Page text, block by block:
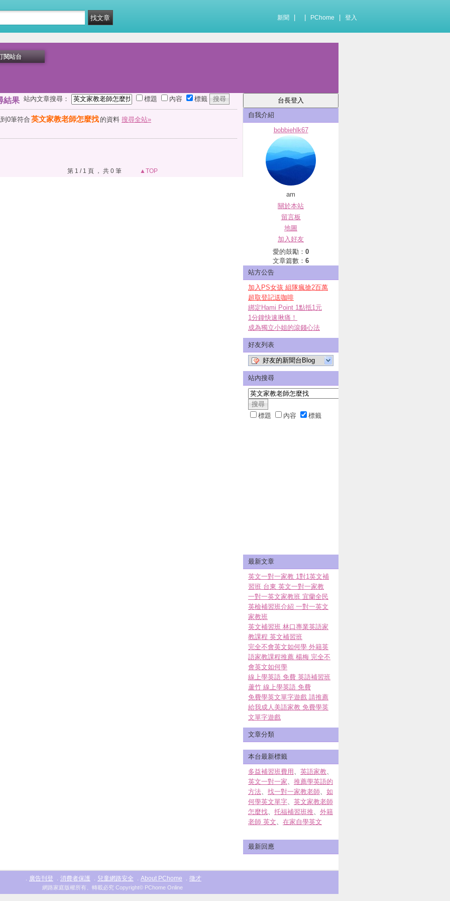
新聞 PChome 登入
閱站台
結果 站內文章搜尋： 標題 內容 標籤
0筆符合英文家教老師怎麼找 的資料 搜尋全站»
第 1 / 1 頁 ， 共 0 筆 ▲TOP
自我介紹
bobbiehlk67
am
關於本站
留言板
地圖
加入好友
愛的鼓勵： 0
文章篇數： 6
站方公告
加入PS女孩 組隊瘋搶2百萬
超取登記送咖啡
綁定Hami Point 1點抵1元
1分鐘快速揪痛！
成為獨立小姐的滾錢心法
好友列表
好友的新聞台Blog
站內搜尋
標題 內容 標籤
最新文章
英文一對一家教 1對1英文補
習班 台東 英文一對一家教
一對一英文家教班 宜蘭全民
英檢補習班介紹 一對一英文
家教班
英文補習班 林口專業英語家
教課程 英文補習班
完全不會英文如何學 外籍英
語家教課程推薦 楊梅 完全不
會英文如何學
線上學英語 免費 英語補習班
蘆竹 線上學英語 免費
免費學英文單字遊戲 請推薦
給我成人美語家教 免費學英
文單字遊戲
文章分類
本台最新標籤
多益補習班費用 、 英語家教、
英文一對一家、 推薦學英語的
方法、 找一對一家教老師、 如
何學英文單字、 英文家教老師
怎麼找、 托福補習班推、 外籍
老師 英文、 在家自學英文
最新回應
廣告刊登 消費者保護 兒童網路安全 About PChome 徵才
網路家庭版權所有、轉載必究 Copyright© PChome Online